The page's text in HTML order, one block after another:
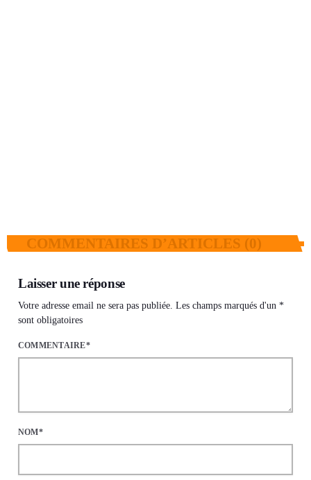
COMMENTAIRES D’ARTICLES (0)
Laisser une réponse
Votre adresse email ne sera pas publiée. Les champs marqués d'un *
sont obligatoires
COMMENTAIRE*
NOM*